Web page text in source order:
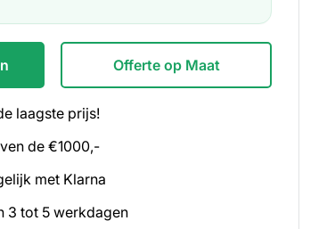
Offerte op Maat
laagste prijs!
de €1000,-
met Klarna
3 tot 5 werkdagen